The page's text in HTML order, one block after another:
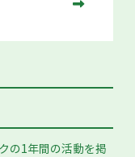
の1年間の活動を掲